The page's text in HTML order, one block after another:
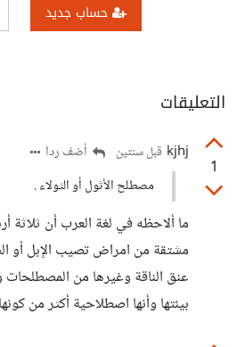
حساب جديد
التعليقات
1
kjhj قبل سنتين
أضف ردا
مصطلح الأثول أو الثولاء .
ما ألاحظه في لغة العرب أن ثلاثة
مشتقة من امراض تصيب الإبل أو
عنق الناقة وغيرها من
بيئتها وأنها اصطلاحية أكثر من